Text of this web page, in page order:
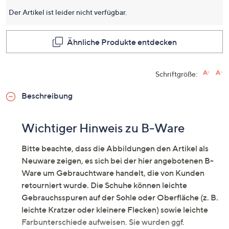
Der Artikel ist leider nicht verfügbar.
Ähnliche Produkte entdecken
Schriftgröße:
Beschreibung
Wichtiger Hinweis zu B-Ware
Bitte beachte, dass die Abbildungen den Artikel als
Neuware zeigen, es sich bei der hier angebotenen B-
Ware um Gebrauchtware handelt, die von Kunden
retourniert wurde. Die Schuhe können leichte
Gebrauchsspuren auf der Sohle oder Oberfläche (z. B.
leichte Kratzer oder kleinere Flecken) sowie leichte
Farbunterschiede aufweisen. Sie wurden ggf.